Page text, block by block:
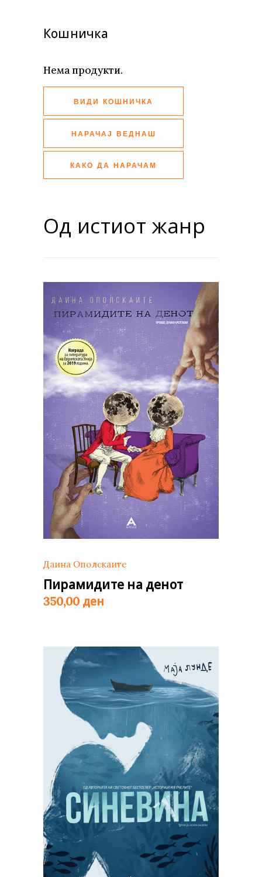
Кошничка
Нема продукти.
ВИДИ КОШНИЧКА
НАРАЧАЈ ВЕДНАШ
КАКО ДА НАРАЧАМ
Од истиот жанр
Даина Ополскаите
Пирамидите на денот
350,00 ден